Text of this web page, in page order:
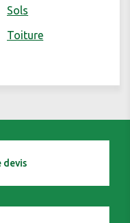
Sols
Toiture
devis